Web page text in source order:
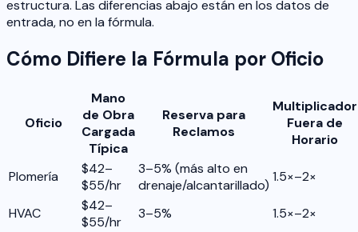
estructura. Las diferencias abajo están en los datos de
entrada, no en la fórmula.
Cómo Difiere la Fórmula por Oficio
Oficio
Mano
de Obra
Cargada
Típica
Reserva para
Reclamos
Multiplicador
Fuera de
Horario
Plomería
$42–
$55/hr
3–5% (más alto en
drenaje/alcantarillado)
1.5×–2×
HVAC
$42–
$55/hr
3–5% 1.5×–2×